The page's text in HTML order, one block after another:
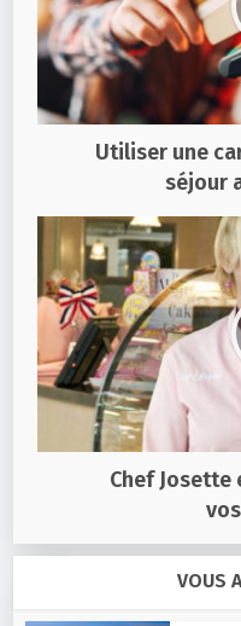
Utiliser une
séjour
Chef
VOUS